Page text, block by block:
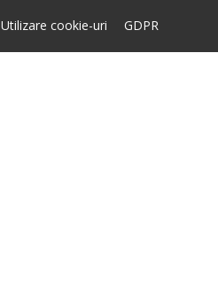
Utilizare cookie-uri GDPR